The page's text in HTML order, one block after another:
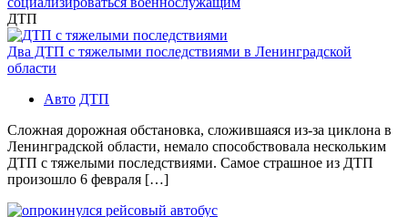
ДТП
Два ДТП с тяжелыми последствиями в Ленинградской
области
Авто ДТП
Сложная дорожная обстановка, сложившаяся из-за циклона в
Ленинградской области, немало способствовала нескольким
ДТП с тяжелыми последствиями. Самое страшное из ДТП
произошло 6 февраля […]